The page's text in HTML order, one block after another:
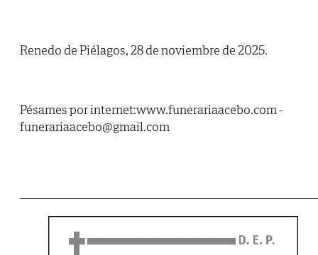
Renedo de Piélagos, 28 de noviembre de 2025.
Pésames por internet:www.funerariaacebo.com -
funerariaacebo@gmail.com